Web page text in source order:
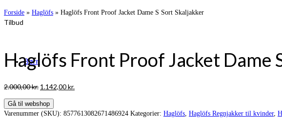
Børn
Forside » Haglöfs » Haglöfs Front Proof Jacket Dame S Sort Skaljakker
Tilbud
Haglöfs Front Proof Jacket Dame
2.000,00kr. Den
pris
var:
1.142,00kr.
er:
Gå til webshop
Varenummer (SKU): 8577613082671486924 Kategorier: Haglöfs Haglöfs Regnjakker til kvinder,